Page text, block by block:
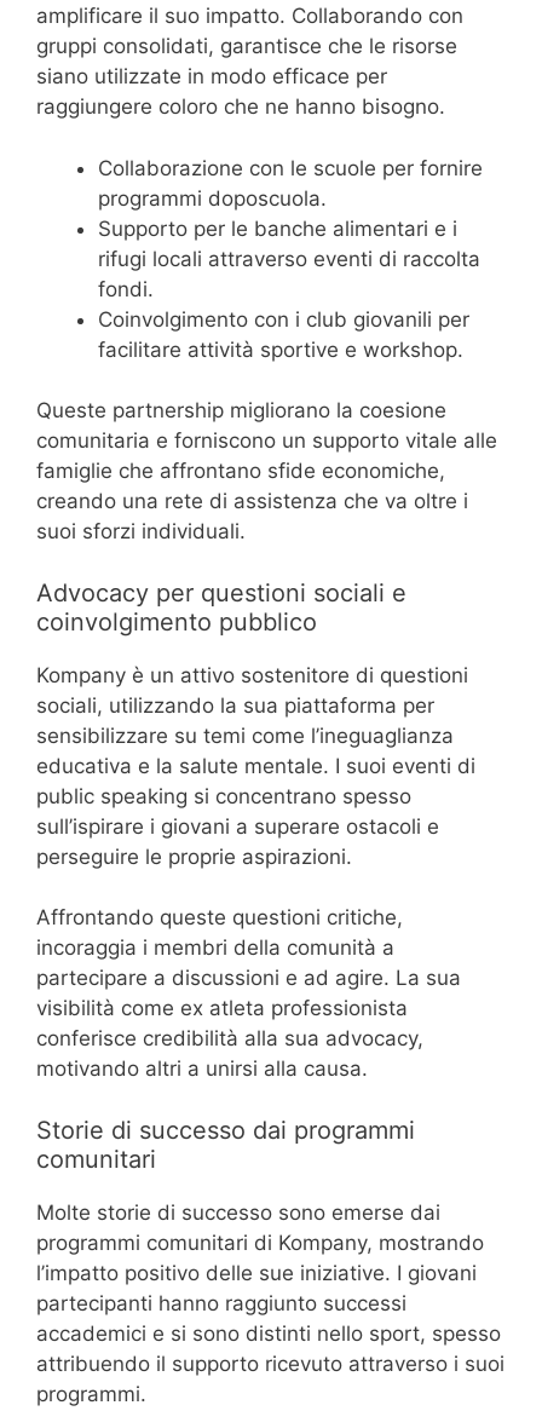
amplificare il suo impatto. Collaborando con
gruppi consolidati, garantisce che le risorse
siano utilizzate in modo efficace per
raggiungere coloro che ne hanno bisogno.
Collaborazione con le scuole per fornire
programmi doposcuola.
Supporto per le banche alimentari e i
rifugi locali attraverso eventi di raccolta
fondi.
Coinvolgimento con i club giovanili per
facilitare attività sportive e workshop.
Queste partnership migliorano la coesione
comunitaria e forniscono un supporto vitale alle
famiglie che affrontano sfide economiche,
creando una rete di assistenza che va oltre i
suoi sforzi individuali.
Advocacy per questioni sociali e
coinvolgimento pubblico
Kompany è un attivo sostenitore di questioni
sociali, utilizzando la sua piattaforma per
sensibilizzare su temi come l’ineguaglianza
educativa e la salute mentale. I suoi eventi di
public speaking si concentrano spesso
sull’ispirare i giovani a superare ostacoli e
perseguire le proprie aspirazioni.
Affrontando queste questioni critiche,
incoraggia i membri della comunità a
partecipare a discussioni e ad agire. La sua
visibilità come ex atleta professionista
conferisce credibilità alla sua advocacy,
motivando altri a unirsi alla causa.
Storie di successo dai programmi
comunitari
Molte storie di successo sono emerse dai
programmi comunitari di Kompany, mostrando
l’impatto positivo delle sue iniziative. I giovani
partecipanti hanno raggiunto successi
accademici e si sono distinti nello sport, spesso
attribuendo il supporto ricevuto attraverso i suoi
programmi.